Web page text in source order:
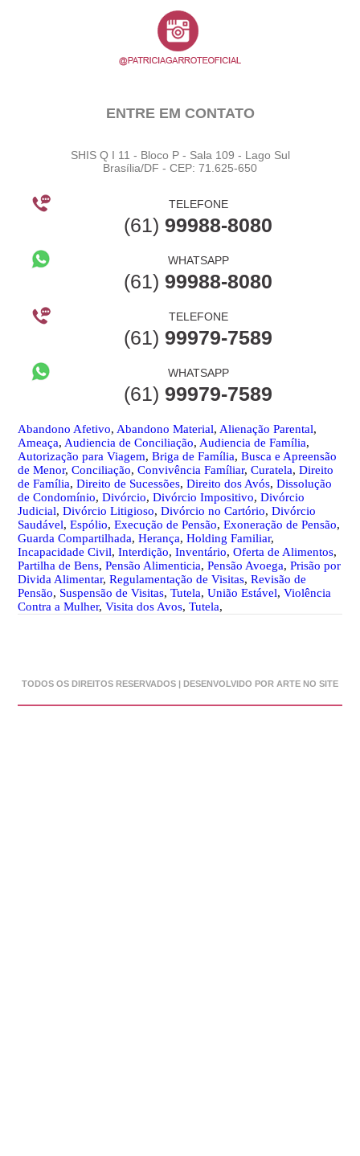
ENTRE EM CONTATO
SHIS Q I 11 - Bloco P - Sala 109 - Lago Sul
Brasília/DF - CEP: 71.625-650
TELEFONE
(61) 99988-8080
WHATSAPP
(61) 99988-8080
TELEFONE
(61) 99979-7589
WHATSAPP
(61) 99979-7589
Abandono Afetivo, Abandono Material, Alienação Parental,
Ameaça, Audiencia de Conciliação, Audiencia de Família,
Autorização para Viagem,Briga de Família,Busca e Apreensão
de Menor,Conciliação,Convivência Famíliar,Curatela,Direito
de Família,Direito de Sucessões,Direito dos Avós,Dissolução
de Condomínio,Divórcio,Divórcio Impositivo,Divórcio
Judicial,Divórcio Litigioso,Divórcio no Cartório,Divórcio
Saudável,Espólio,Execução de Pensão,Exoneração de Pensão,
Guarda Compartilhada,Herança,Holding Familiar,
Incapacidade Civil,Interdição,Inventário,Oferta de Alimentos,
Partilha de Bens,Pensão Alimenticia,Pensão Avoega,Prisão por
Divida Alimentar,Regulamentação de Visitas,Revisão de
Pensão, Suspensão de Visitas,Tutela,União Estável,Violência
Contra a Mulher,Visita dos Avos,Tutela,
TODOS OS DIREITOS RESERVADOS | DESENVOLVIDO POR ARTE NO SITE